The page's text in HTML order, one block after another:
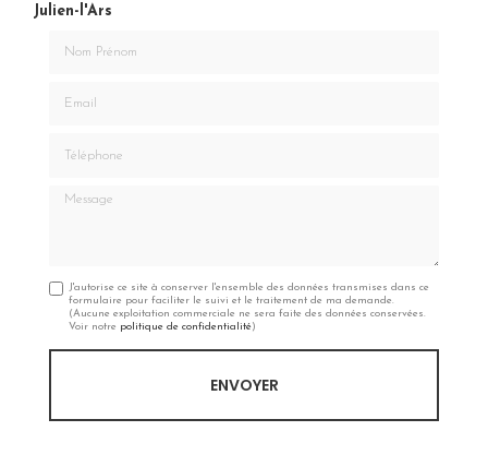
Julien-l'Ars
Message
J'autorise ce site à conserver l'ensemble des données transmises dans ce
formulaire pour faciliter le suivi et le traitement de ma demande.
(Aucune exploitation commerciale ne sera faite des données conservées.
Voir notre politique de confidentialité)